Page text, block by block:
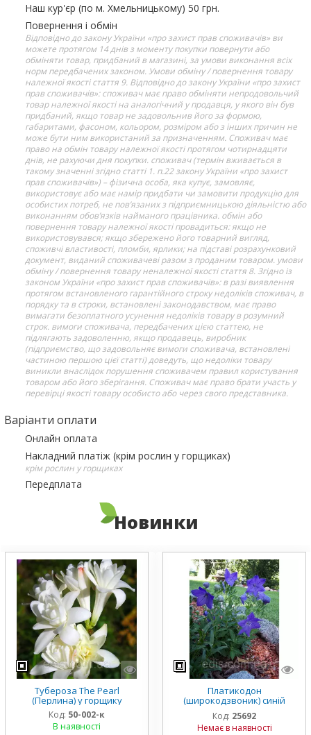
Наш кур'єр (по м. Хмельницькому) 50 грн.
Повернення і обмін
Відповідно до закону України «про захист прав споживачів» ви
можете протягом 14 днів з моменту покупки повернути або
обміняти товар, придбаний в магазині, за умови виконання всіх
норм передбачених законом. Умови обміну / повернення товару
належної якості стаття 9. Відповідно до закону України «про захист
прав споживачів»: споживач має право обміняти непродовольчий
товар належної якості на аналогічний у продавця, у якого він був
придбаний, якщо товар не задовольнив його за формою,
габаритами, фасоном, кольором, розміром або з інших причин не
може бути ним використаний за призначенням. Споживач має
право на обмін товару належної якості протягом чотирнадцяти
днів, не рахуючи дня покупки. споживач (термін вживається в
такому значенні згідно статті 1. п.22 закону України «про захист
прав споживачів») – фізична особа, яка купує, замовляє,
використовує або має намір придбати чи замовити продукцію для
особистих потреб, не пов’язаних з підприємницькою діяльністю або
виконанням обов’язків найманого працівника. обмін або
повернення товару належної якості провадиться: якщо не
використовувався; якщо збережено його товарний вигляд,
споживчі властивості, пломби, ярлики; на підставі розрахунковий
документ, виданий споживачеві разом з проданим товаром. умови
обміну / повернення товару неналежної якості стаття 8. Згідно із
законом України «про захист прав споживачів»: в разі виявлення
протягом встановленого гарантійного строку недоліків споживач, в
порядку та в строки, встановлені законодавством, має право
вимагати безоплатного усунення недоліків товару в розумний
строк. вимоги споживача, передбачених цією статтею, не
підлягають задоволенню, якщо продавець, виробник
(підприємство, що задовольняє вимоги споживача, встановлені
частиною першою цієї статті) доведуть, що недоліки товару
виникли внаслідок порушення споживачем правил користування
товаром або його зберігання. Споживач має право брати участь у
перевірці якості товару особисто або через свого представника.
Варіанти оплати
Онлайн оплата
Накладний платіж (крім рослин у горщиках)
крім рослин у горщиках
Передплата
Новинки
Тубероза The Pearl
(Перлина) у горщику
Код: 50-002-к
В наявності
Платикодон
(широкодзвоник) синій
низькорослий Mariesii у
горщику
Код: 25692
Немає в наявності